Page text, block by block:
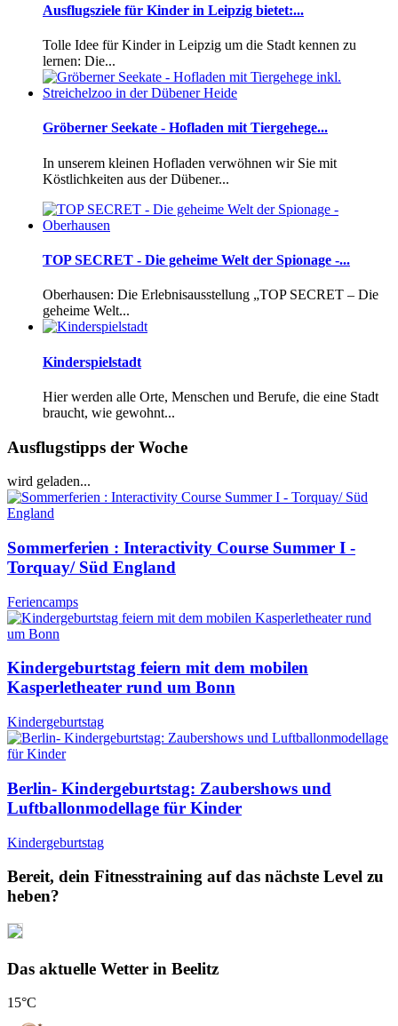
Ausflugsziele für Kinder in Leipzig bietet:...
Tolle Idee für Kinder in Leipzig um die Stadt kennen zu
lernen: Die...
Gröberner Seekate - Hofladen mit Tiergehege...
In unserem kleinen Hofladen verwöhnen wir Sie mit
Köstlichkeiten aus der Dübener...
TOP SECRET - Die geheime Welt der Spionage -...
Oberhausen: Die Erlebnisausstellung „TOP SECRET – Die
geheime Welt...
Kinderspielstadt
Hier werden alle Orte, Menschen und Berufe, die eine Stadt
braucht, wie gewohnt...
Ausflugstipps der Woche
wird geladen...
Sommerferien : Interactivity Course Summer I -
Torquay/ Süd England
Feriencamps
Kindergeburtstag feiern mit dem mobilen
Kasperletheater rund um Bonn
Kindergeburtstag
Berlin- Kindergeburtstag: Zaubershows und
Luftballonmodellage für Kinder
Kindergeburtstag
Bereit, dein Fitnesstraining auf das nächste Level zu
heben?
Das aktuelle Wetter in Beelitz
15°C